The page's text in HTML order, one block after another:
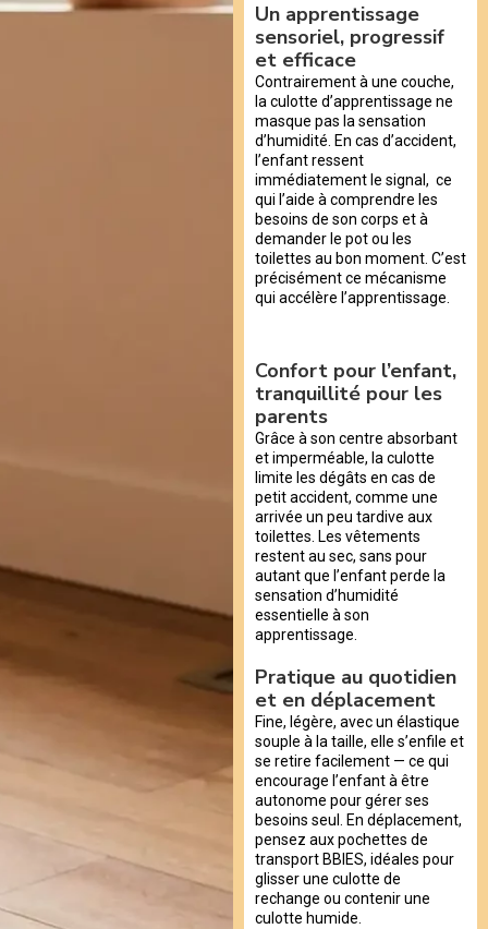
Un apprentissage
sensoriel, progressif
et efficace
Contrairement à une couche,
la culotte d’apprentissage ne
masque pas la sensation
d’humidité. En cas d’accident,
l’enfant ressent
immédiatement le signal, ce
qui l’aide à comprendre les
besoins de son corps et à
demander le pot ou les
toilettes au bon moment. C’est
précisément ce mécanisme
qui accélère l’apprentissage.
Confort pour l’enfant,
tranquillité pour les
parents
Grâce à son centre absorbant
et imperméable, la culotte
limite les dégâts en cas de
petit accident, comme une
arrivée un peu tardive aux
toilettes. Les vêtements
restent au sec, sans pour
autant que l’enfant perde la
sensation d’humidité
essentielle à son
apprentissage.
Pratique au quotidien
et en déplacement
Fine, légère, avec un élastique
souple à la taille, elle s’enfile et
se retire facilement — ce qui
encourage l’enfant à être
autonome pour gérer ses
besoins seul. En déplacement,
pensez aux pochettes de
transport BBIES, idéales pour
glisser une culotte de
rechange ou contenir une
culotte humide.